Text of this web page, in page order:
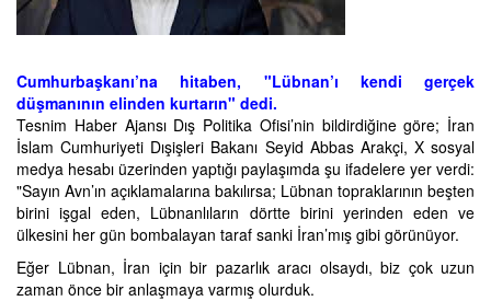
Cumhurbaşkanı’na hitaben, "Lübnan’ı kendi gerçek
düşmanının elinden kurtarın" dedi.
Tesnim Haber Ajansı Dış Politika Ofisi’nin bildirdiğine göre; İran
İslam Cumhuriyeti Dışişleri Bakanı Seyid Abbas Arakçi, X sosyal
medya hesabı üzerinden yaptığı paylaşımda şu ifadelere yer verdi:
"Sayın Avn’ın açıklamalarına bakılırsa; Lübnan topraklarının beşten
birini işgal eden, Lübnanlıların dörtte birini yerinden eden ve
ülkesini her gün bombalayan taraf sanki İran’mış gibi görünüyor.
Eğer Lübnan, İran için bir pazarlık aracı olsaydı, biz çok uzun
zaman önce bir anlaşmaya varmış olurduk.